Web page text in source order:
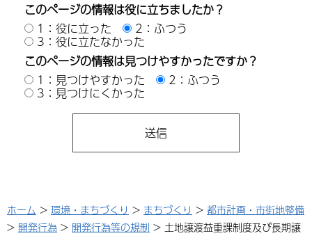
このページの情報は役に立ちましたか？
1：役に立った
2：ふつう
3：役に立たなかった
このページの情報は見つけやすかったですか？
1：見つけやすかった
2：ふつう
3：見つけにくかった
ホーム > 環境・まちづくり > まちづくり > 都市計画・市街地整備
> 開発行為 > 開発行為等の規制 > 土地譲渡益重課制度及び長期譲